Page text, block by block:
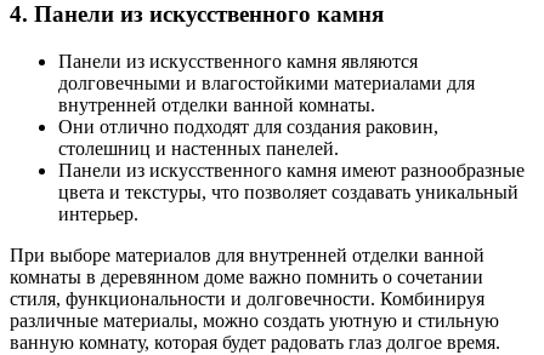
4. Панели из искусственного камня
Панели из искусственного камня являются
долговечными и влагостойкими материалами для
внутренней отделки ванной комнаты.
Они отлично подходят для создания раковин,
столешниц и настенных панелей.
Панели из искусственного камня имеют разнообразные
цвета и текстуры, что позволяет создавать уникальный
интерьер.
При выборе материалов для внутренней отделки ванной
комнаты в деревянном доме важно помнить о сочетании
стиля, функциональности и долговечности. Комбинируя
различные материалы, можно создать уютную и стильную
ванную комнату, которая будет радовать глаз долгое время.